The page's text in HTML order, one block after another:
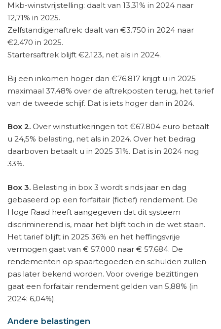
Mkb-winstvrijstelling: daalt van 13,31% in 2024 naar
12,71% in 2025.
Zelfstandigenaftrek: daalt van €3.750 in 2024 naar
€2.470 in 2025.
Startersaftrek blijft €2.123, net als in 2024.
Bij een inkomen hoger dan €76.817 krijgt u in 2025
maximaal 37,48% over de aftrekposten terug, het tarief
van de tweede schijf. Dat is iets hoger dan in 2024.
Box 2. Over winstuitkeringen tot €67.804 euro betaalt
u 24,5% belasting, net als in 2024. Over het bedrag
daarboven betaalt u in 2025 31%. Dat is in 2024 nog
33%.
Box 3. Belasting in box 3 wordt sinds jaar en dag
gebaseerd op een forfaitair (fictief) rendement. De
Hoge Raad heeft aangegeven dat dit systeem
discriminerend is, maar het blijft toch in de wet staan.
Het tarief blijft in 2025 36% en het heffingsvrije
vermogen gaat van € 57.000 naar € 57.684. De
rendementen op spaartegoeden en schulden zullen
pas later bekend worden. Voor overige bezittingen
gaat een forfaitair rendement gelden van 5,88% (in
2024: 6,04%).
Andere belastingen